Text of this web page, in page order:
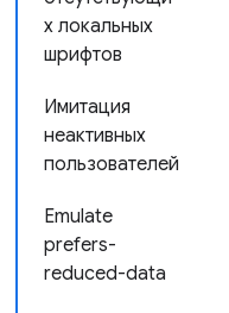
х локальных
шрифтов
Имитация
неактивных
пользователей
Emulate
prefers-
reduced-data